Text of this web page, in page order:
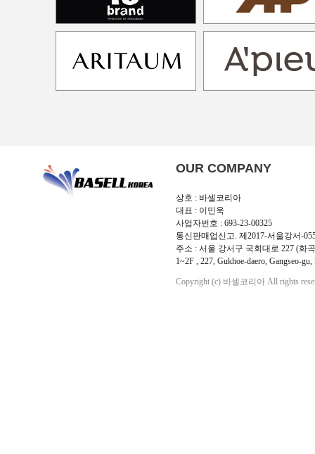
OUR COMPANY
상호 : 바셀코리아
대표 : 이민욱
사업자번호 : 693-23-00325
통신판매업신고. 제2017-서울강서-
주소 : 서울 강서구 국회대로 227 (화
1~2F , 227, Gukhoe-daero, Gangseo-
Copyright (c) 바셀코리아 All rights